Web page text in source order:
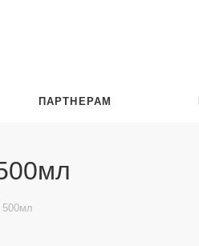
ПАРТНЕРАМ
500мл